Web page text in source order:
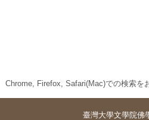
Chrome, Firefox, Safari(Mac)での検索を
臺灣大學文學院佛